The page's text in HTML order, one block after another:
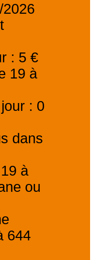
: 5 €
19 à
: 0
dans
à
ou
644